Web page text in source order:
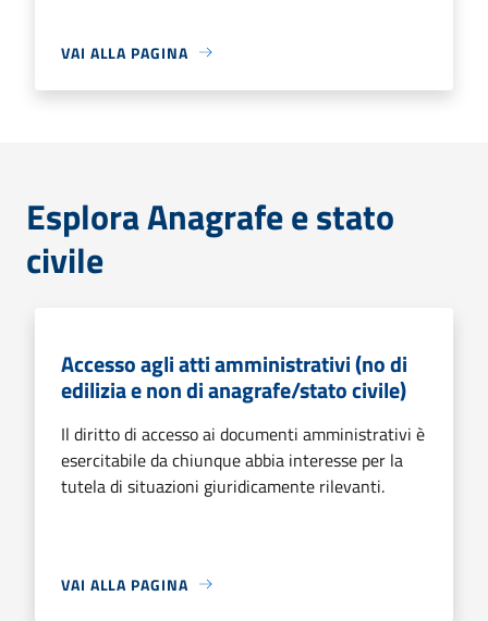
VAI ALLA PAGINA
Esplora Anagrafe e stato
civile
Accesso agli atti amministrativi (no di
edilizia e non di anagrafe/stato civile)
Il diritto di accesso ai documenti amministrativi è
esercitabile da chiunque abbia interesse per la
tutela di situazioni giuridicamente rilevanti.
VAI ALLA PAGINA